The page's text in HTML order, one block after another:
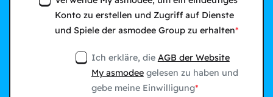
Konto zu erstellen und Zugriff auf Dienste
und Spiele der asmodee Group zu erhalten
Ich erkläre, die AGB der Website
My asmodeegelesen zu haben und
gebe meine Einwilligung